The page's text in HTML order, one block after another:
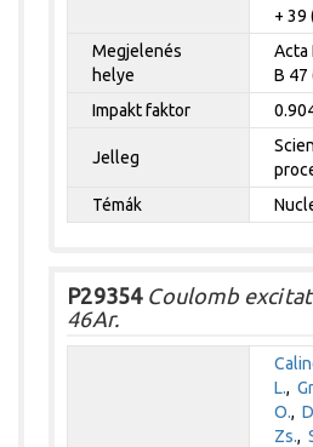
+ 39
Megjelenés
helye
Acta
B 47
Impakt faktor
Jelleg
Témák
P29354Coulomb
46Ar.
L.,
O.,
Zs.,